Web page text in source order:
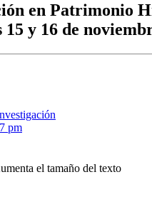
en Patrimonio
y 16 de
pm